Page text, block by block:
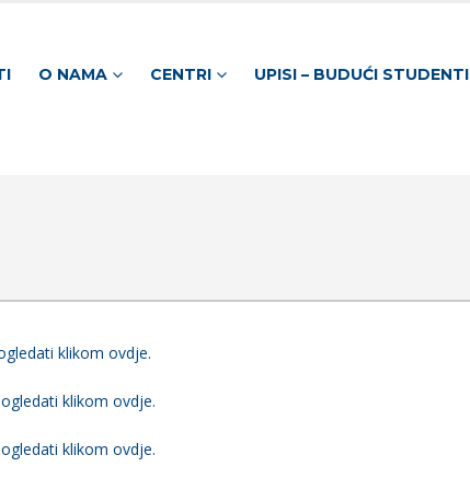
O NAMA CENTRI UPISI – BUDUĆI STUDENTI
klikom ovdje.
klikom ovdje.
klikom ovdje.